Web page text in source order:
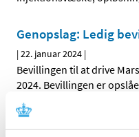
Genopslag: Ledig
|22. januar 2024 |
Bevillingen til at drive
2024. Bevillingen er
EMA indstillede 77